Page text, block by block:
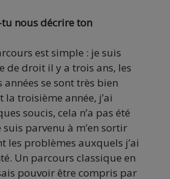
tu nous décrire ton
est simple : je suis
de droit il y a trois ans, les
se sont très bien
la troisième année, j’ai
soucis, cela n’a pas été
parvenu à m’en sortir
les problèmes auxquels j’ai
Un parcours classique en
pouvoir être compris par